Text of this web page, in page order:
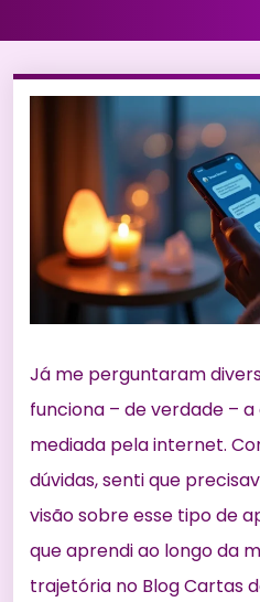
Já me perguntaram
funciona – de verdade –
mediada pela internet.
dúvidas, senti que
visão sobre esse tipo de
que aprendi ao longo da
trajetória no Blog Cartas